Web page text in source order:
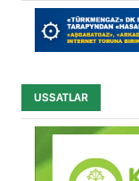
USSATLAR